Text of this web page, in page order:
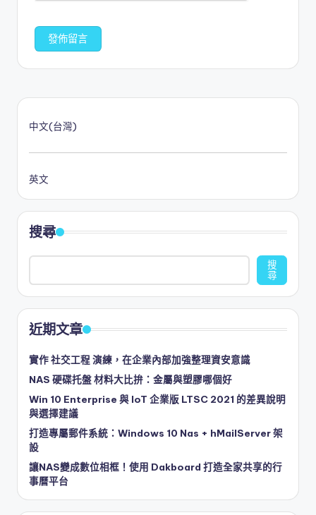
中文(台灣)
英文
搜尋
搜
尋
近期文章
實作 社交工程 演練，在企業內部加強整理資安意識
NAS 硬碟托盤 材料大比拚：金屬與塑膠哪個好
Win 10 Enterprise 與 IoT 企業版 LTSC 2021 的差異說明
與選擇建議
打造專屬郵件系統：Windows 10 Nas + hMailServer 架
設
讓NAS變成數位相框！使用 Dakboard 打造全家共享的行
事曆平台